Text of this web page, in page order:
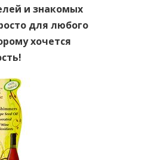
и знакомых
для любого
хочется